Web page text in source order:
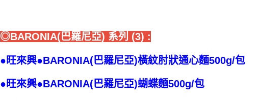
◎BARONIA(巴羅尼亞) 系列 (3) :
●旺來興●BARONIA(巴羅尼亞)橫紋肘狀通心麵500g/包
●旺來興●BARONIA(巴羅尼亞)蝴蝶麵500g/包